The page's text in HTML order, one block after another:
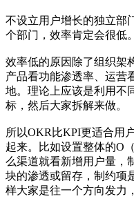
不设立用户增长的独立部
个部门，效率肯定会很低。
效率低的原因除了组织架
产品看功能渗透率、运营
地。理论上应该是利用不
标，然后大家拆解来做。
所以OKR比KPI更适合用
起来。比如设置整体的O
么渠道就看新增用户量，
块的渗透或留存，制约项
样大家是往一个方向发力